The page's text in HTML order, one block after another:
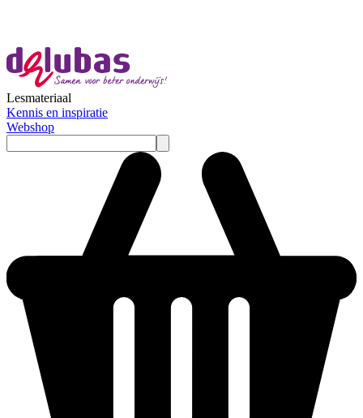
Lesmateriaal
Kennis en inspiratie
Webshop